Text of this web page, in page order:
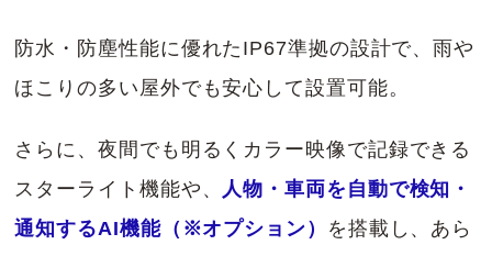
防水・防塵性能に優れたIP67準拠の設計で、雨や
ほこりの多い屋外でも安心して設置可能。
さらに、夜間でも明るくカラー映像で記録できる
スターライト機能や、 人物・車両を自動で検知・
通知するAI機能（※オプション）
を搭載し、あら